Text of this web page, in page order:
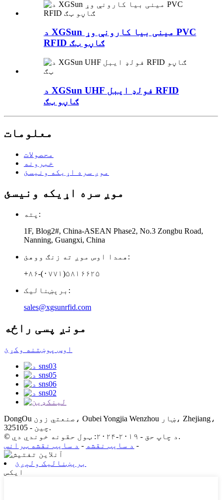
د XGSun مینی بیا کارونې وړ PVC
RFID ګاڼو ټګ
د XGSun UHF فولډ ایبل RFID
ګاڼو ټګ
معلومات
محصولات
خبرونه
موږ سره اړیکه ونیسئ
موږ سره اړیکه ونیسئ
پته:
1F, Blog2#, China-ASEAN Phase2, No.3 Zongbu Road,
Nanning, Guangxi, China
همدا اوس موږ ته زنګ ووهئ:
+۸۶-(۰۷۷۱)۵۸۱۶۶۲۵
برېښنالیک:
sales@xgsunrfid.com
مونږ پسی راځه
اوس پوښتنه وکړئ
DongOu صنعتي زون، Oubei Yongjia Wenzhou ښار، Zhejiang،
چین - 325105.
© د چاپ حق - ۲۰۱۹-۲۰۲۴: ټول حقونه خوندي دي.
د سایټ نقشه - د سایټ نقشه ټرانس -
برېښنالیک ولېږئ
ایکس